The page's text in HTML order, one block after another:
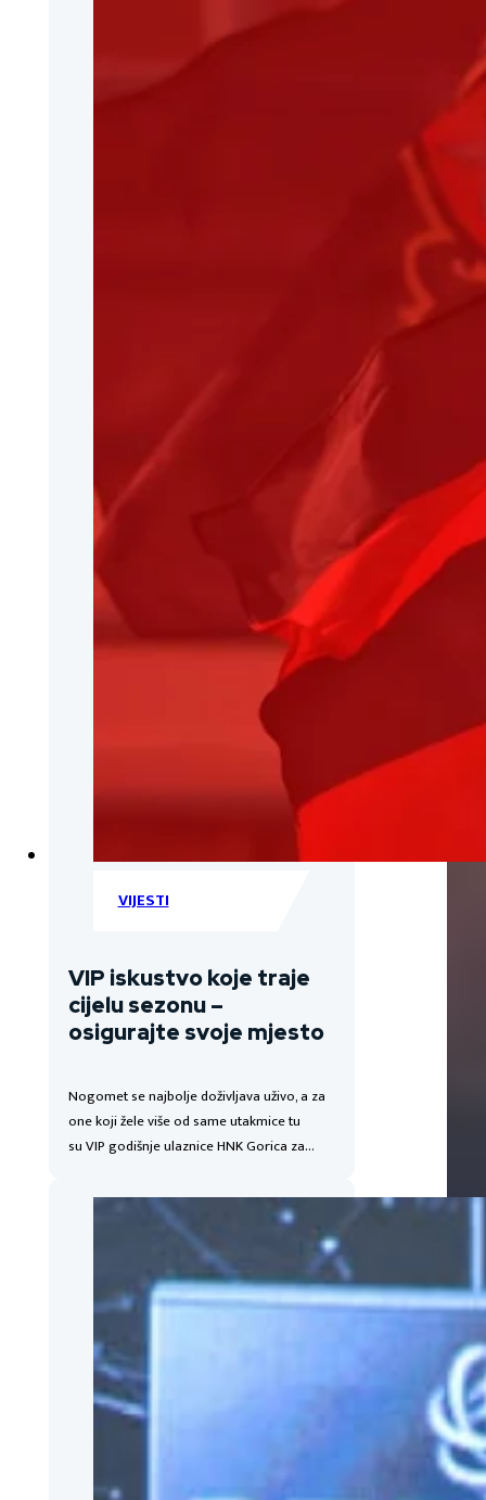
VIJESTI
VIP iskustvo koje traje
cijelu sezonu –
osigurajte svoje mjesto
Nogomet se najbolje doživljava uživo, a za
one koji žele više od same utakmice tu
su VIP godišnje ulaznice HNK Gorica za…